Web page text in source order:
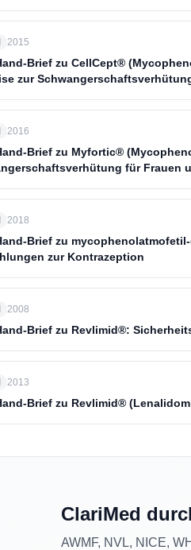
2015
Brief zu CellCept®
zur
2016
Brief zu Myfortic®
für Frauen
2018
Brief zu
zur Kontrazeption
2008
Brief zu Revlimid®:
2013
Brief zu Revlimid®
ClariMed
AWMF, NVL, NICE,